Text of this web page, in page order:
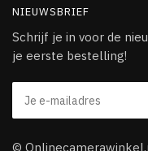
NIEUWSBRIEF
Schrijf je in voor de
je eerste bestelling!
©